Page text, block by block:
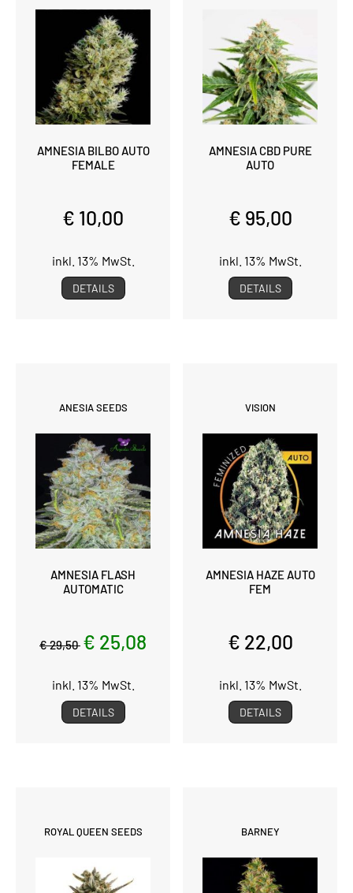
AMNESIA BILBO AUTO
FEMALE
€ 10,00
inkl. 13% MwSt.
DETAILS
AMNESIA CBD PURE
AUTO
€ 95,00
inkl. 13% MwSt.
DETAILS
ANESIA SEEDS
AMNESIA FLASH
AUTOMATIC
€ 29,50 € 25,08
inkl. 13% MwSt.
DETAILS
VISION
AMNESIA HAZE AUTO
FEM
€ 22,00
inkl. 13% MwSt.
DETAILS
ROYAL QUEEN SEEDS BARNEY